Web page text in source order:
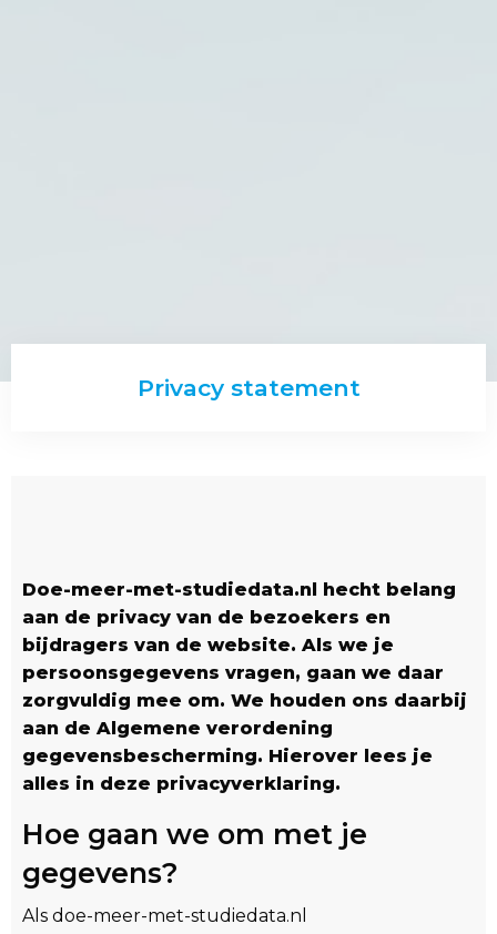
Privacy statement
Doe-meer-met-studiedata.nl hecht belang
aan de privacy van de bezoekers en
bijdragers van de website. Als we je
persoonsgegevens vragen, gaan we daar
zorgvuldig mee om. We houden ons daarbij
aan de Algemene verordening
gegevensbescherming. Hierover lees je
alles in deze privacyverklaring.
Hoe gaan we om met je
gegevens?
Als doe-meer-met-studiedata.nl